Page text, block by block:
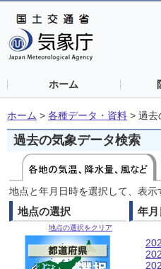
ホーム
ホーム > 各種データ・資料 > 過去
過去の気象データ検索
地点と年月日時を選択して、表
地点の選択
地点の選択をクリア
年月